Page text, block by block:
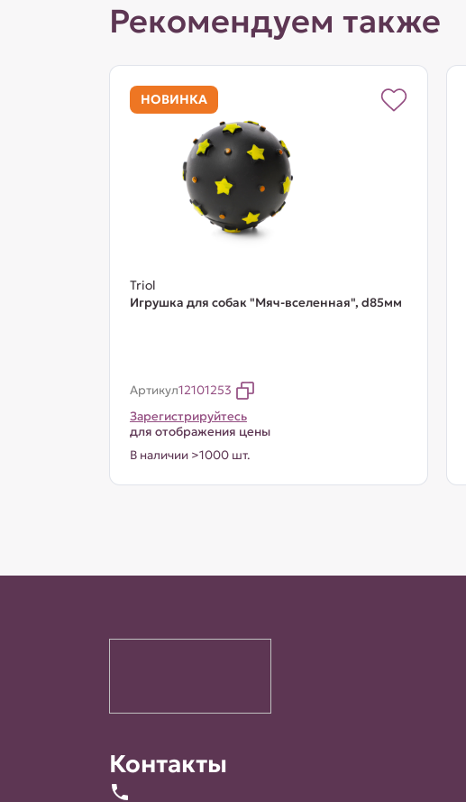
Рекомендуем также
НОВИНКА
Triol
Игрушка для собак "Мяч-вселенная", d85мм
Артикул12101253
Зарегистрируйтесь
для отображения цены
В наличии >1000 шт.
Контакты